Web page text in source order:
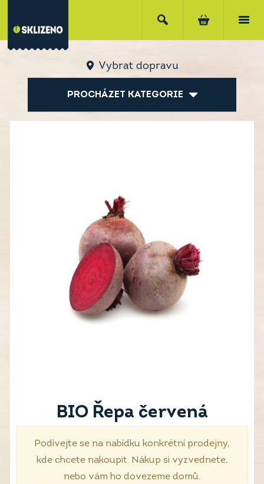
Vybrat dopravu
PROCHÁZET KATEGORIE
BIO Řepa červená
Podívejte se na nabídku konkrétní prodejny,
kde chcete nakoupit. Nákup si vyzvednete,
nebo vám ho dovezeme domů.